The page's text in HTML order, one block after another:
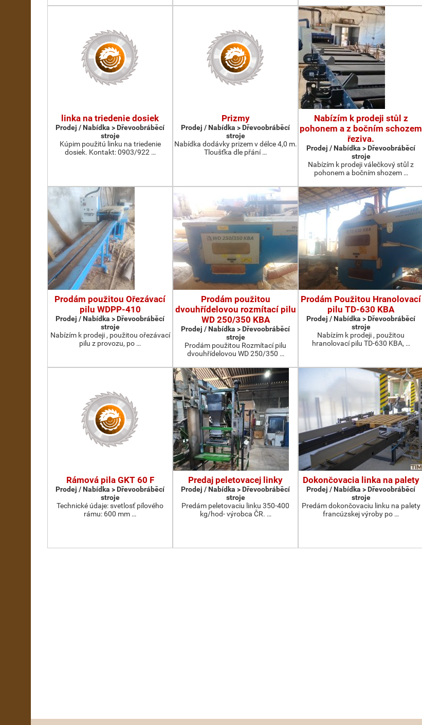
linka na triedenie dosiek
Prodej / Nabídka > Dřevoobráběcí
stroje
Kúpim použitú linku na triedenie
dosiek. Kontakt: 0903/922 …
Prizmy
Prodej / Nabídka > Dřevoobráběcí
stroje
Nabídka dodávky prizem v délce 4,0 m.
Tloušťka dle přání …
Nabízím k prodeji stůl z
pohonem a z bočním schozem
řeziva.
Prodej / Nabídka > Dřevoobráběcí
stroje
Nabízím k prodeji válečkový stůl z
pohonem a bočním shozem …
Prodám použitou Ořezávací
pilu WDPP-410
Prodej / Nabídka > Dřevoobráběcí
stroje
Nabízím k prodeji , použitou ořezávací
pilu z provozu, po …
Prodám použitou
dvouhřídelovou rozmítací pilu
WD 250/350 KBA
Prodej / Nabídka > Dřevoobráběcí
stroje
Prodám použitou Rozmítací pilu
dvouhřídelovou WD 250/350 …
Prodám Použitou Hranolovací
pilu TD-630 KBA
Prodej / Nabídka > Dřevoobráběcí
stroje
Nabízím k prodeji , použitou
hranolovací pilu TD-630 KBA, …
Rámová pila GKT 60 F
Prodej / Nabídka > Dřevoobráběcí
stroje
Technické údaje: svetlosť pílového
rámu: 600 mm …
Predaj peletovacej linky
Prodej / Nabídka > Dřevoobráběcí
stroje
Predám peletovaciu linku 350-400
kg/hod- výrobca ČR. …
Dokončovacia linka na palety
Prodej / Nabídka > Dřevoobráběcí
stroje
Predám dokončovaciu linku na palety
francúzskej výroby po …